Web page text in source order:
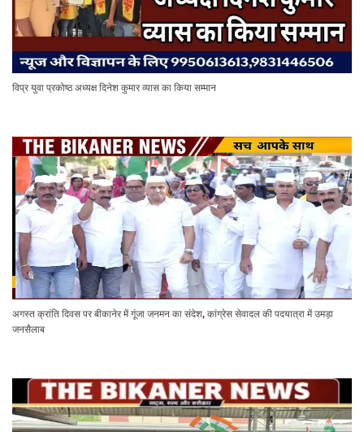
विप्र युवा प्रकोष्ठ अध्यक्ष दिनेश कुमार व्यास का किया सम्मान
अगस्त क्रांति दिवस पर बीकानेर में गूंजा जनमन का संदेश, कांग्रेस सेवादल की पदयात्रा में उमड़ा
जनसैलाब